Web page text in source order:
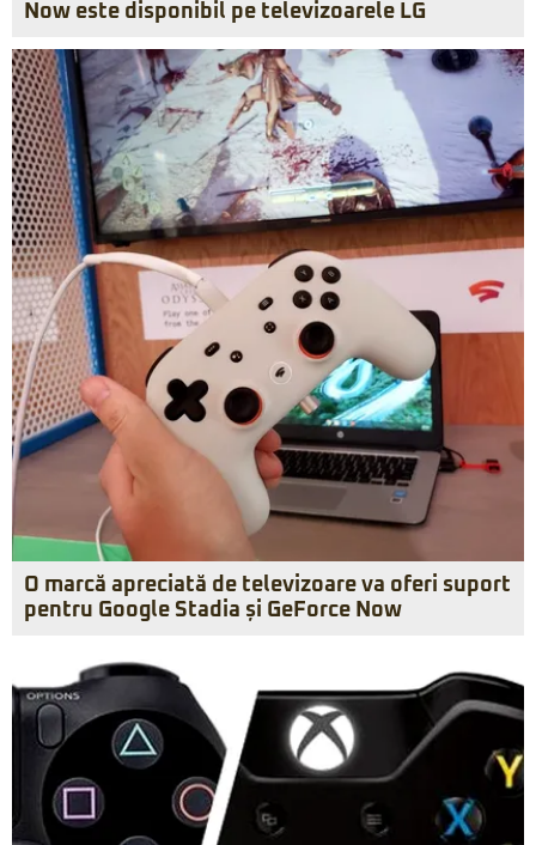
Now este disponibil pe televizoarele LG
O marcă apreciată de televizoare va oferi suport
pentru Google Stadia și GeForce Now